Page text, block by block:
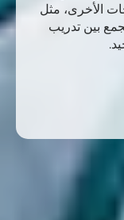
الأخرى، مثل
بين تدريب